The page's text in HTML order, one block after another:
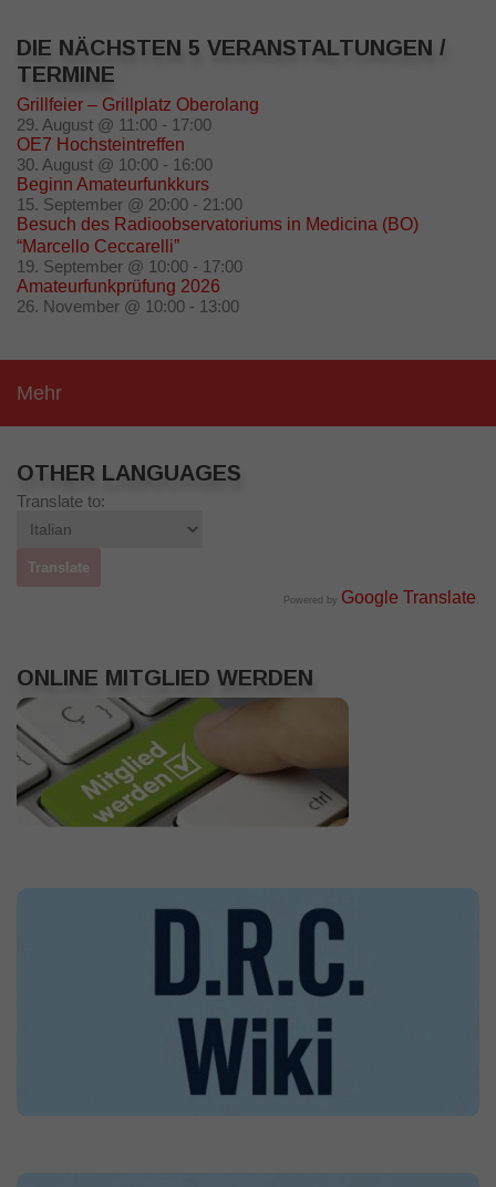
DIE NÄCHSTEN 5 VERANSTALTUNGEN /
TERMINE
Grillfeier – Grillplatz Oberolang
29. August @ 11:00 - 17:00
OE7 Hochsteintreffen
30. August @ 10:00 - 16:00
Beginn Amateurfunkkurs
15. September @ 20:00 - 21:00
Besuch des Radioobservatoriums in Medicina (BO)
“Marcello Ceccarelli”
19. September @ 10:00 - 17:00
Amateurfunkprüfung 2026
26. November @ 10:00 - 13:00
Mehr
OTHER LANGUAGES
Translate to:
Powered by Google Translate .
ONLINE MITGLIED WERDEN